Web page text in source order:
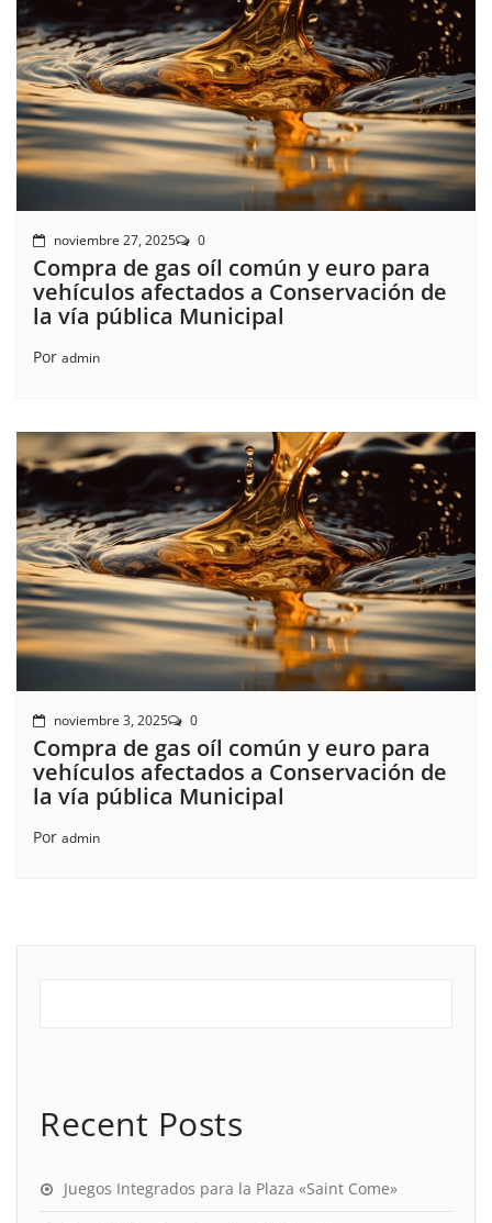
noviembre 27, 2025 0
Compra de gas oíl común y euro para
vehículos afectados a Conservación de
la vía pública Municipal
Por admin
noviembre 3, 2025 0
Compra de gas oíl común y euro para
vehículos afectados a Conservación de
la vía pública Municipal
Por admin
Recent Posts
Juegos Integrados para la Plaza «Saint Come»